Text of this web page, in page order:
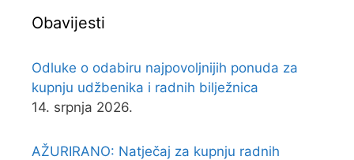
Obavijesti
Odluke o odabiru najpovoljnijih ponuda za
kupnju udžbenika i radnih bilježnica
14. srpnja 2026.
AŽURIRANO: Natječaj za kupnju radnih